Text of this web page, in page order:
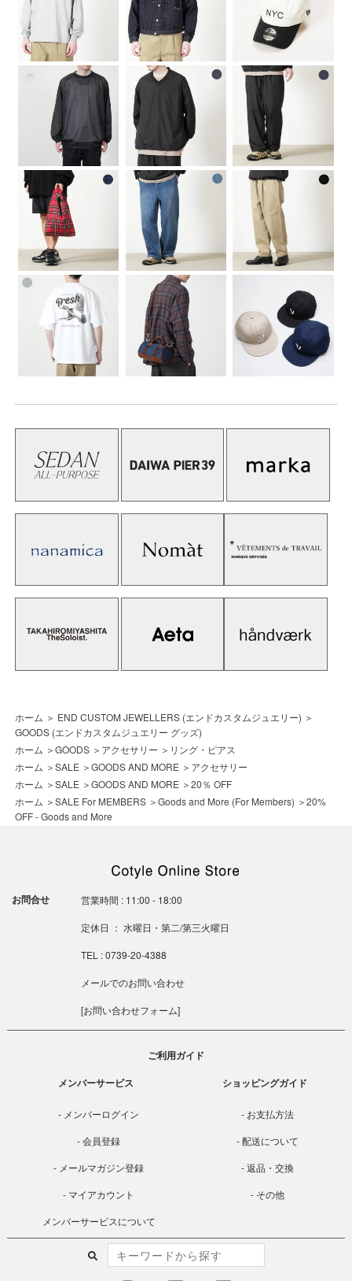
ホーム ＞ END CUSTOM JEWELLERS (エンドカスタムジュエリー) ＞
GOODS (エンドカスタムジュエリー グッズ)
ホーム ＞GOODS ＞ アクセサリー ＞ リング・ピアス
ホーム ＞SALE ＞GOODS AND MORE ＞ アクセサリー
ホーム ＞SALE ＞GOODS AND MORE ＞20％ OFF
ホーム ＞SALE For MEMBERS ＞Goods and More (For Members) ＞20%
OFF - Goods and More
お問合せ 営業時間 : 11:00 - 18:00
定休日 ： 水曜日・第二/第三火曜日
TEL : 0739-20-4388
メールでのお問い合わせ
[お問い合わせフォーム]
ご利用ガイド
メンバーサービス
メンバーログイン
会員登録
メールマガジン登録
マイアカウント
メンバーサービスについて
ショッピングガイド
お支払方法
配送について
返品・交換
その他